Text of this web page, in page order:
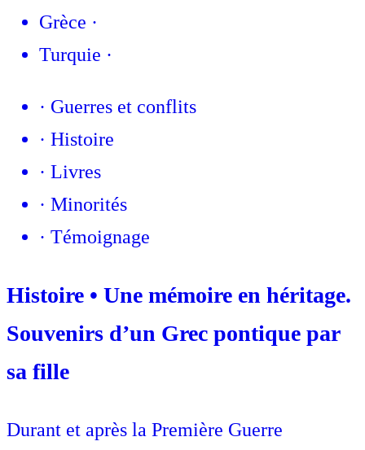
Grèce ·
Turquie ·
· Guerres et conflits
· Histoire
· Livres
· Minorités
· Témoignage
Histoire • Une mémoire en héritage.
Souvenirs d’un Grec pontique par
sa fille
Durant et après la Première Guerre